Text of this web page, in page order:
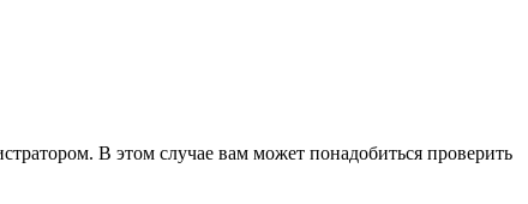
В этом случае вам может понадобиться проверить